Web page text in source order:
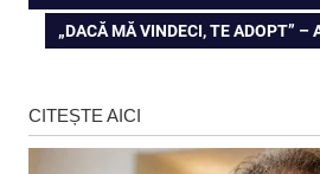
în
articole
NEXT
„DACĂ MĂ VINDECI, TE ADOPT” –